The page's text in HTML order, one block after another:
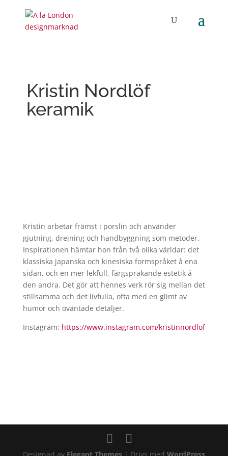
Kristin Nordlöf
keramik
Kristin arbetar främst i porslin och använder
gjutning, drejning och handbyggning som metoder.
Inspirationen hämtar hon från två olika världar: det
klassiska japanska och kinesiska formspråket å ena
sidan, och en mer lekfull, färgsprakande estetik å
den andra. Det gör att hennes verk rör sig mellan det
stillsamma och det livfulla, ofta med en glimt av
humor och oväntade detaljer.
Instagram: https://www.instagram.com/kristinnordlof